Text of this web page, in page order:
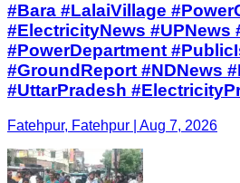
#Bara #LalaiVillage
#ElectricityNews #UPNews
#PowerDepartment
#GroundReport #NDNews
#UttarPradesh
Fatehpur, Fatehpur | Aug 7, 2026